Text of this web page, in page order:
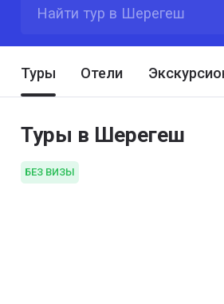
Найти тур в Шерегеш
Туры Отели
Туры в Шерегеш
БЕЗ ВИЗЫ